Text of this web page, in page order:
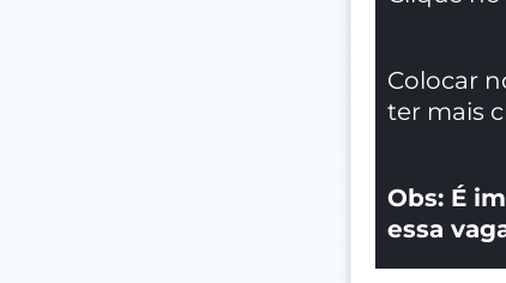
Colocar
ter mais
Obs: É
essa